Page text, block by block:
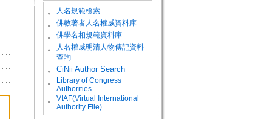
。 人名規範檢索
。 佛教著者人名權威資料庫
。 佛學名相規範資料庫
。
人名權威明清人物傳記資料
查詢
。
CiNii Author Search
。
Library of Congress
Authorities
。
VIAF(Virtual International
Authority File)